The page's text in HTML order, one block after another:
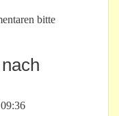
- Nicht an der
bitte